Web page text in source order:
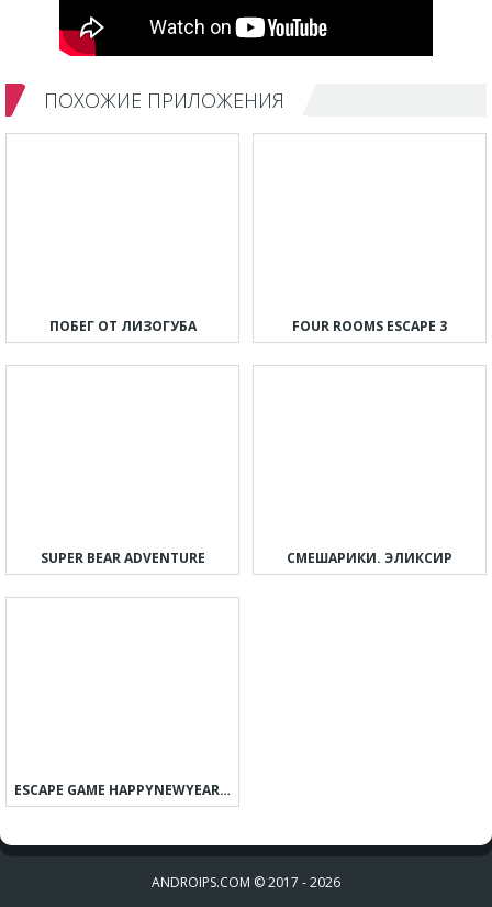
ПОХОЖИЕ ПРИЛОЖЕНИЯ
ПОБЕГ ОТ ЛИЗОГУБА FOUR ROOMS ESCAPE 3
SUPER BEAR ADVENTURE СМЕШАРИКИ. ЭЛИКСИР
ESCAPE GAME HAPPYNEWYEAR 2023
ANDROIPS.COM © 2017 - 2026